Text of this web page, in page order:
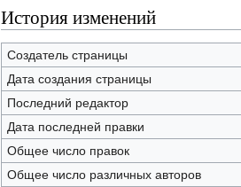
История изменений
Создатель страницы
Дата создания страницы
Последний редактор
Дата последней правки
Общее число правок
Общее число различных авторов